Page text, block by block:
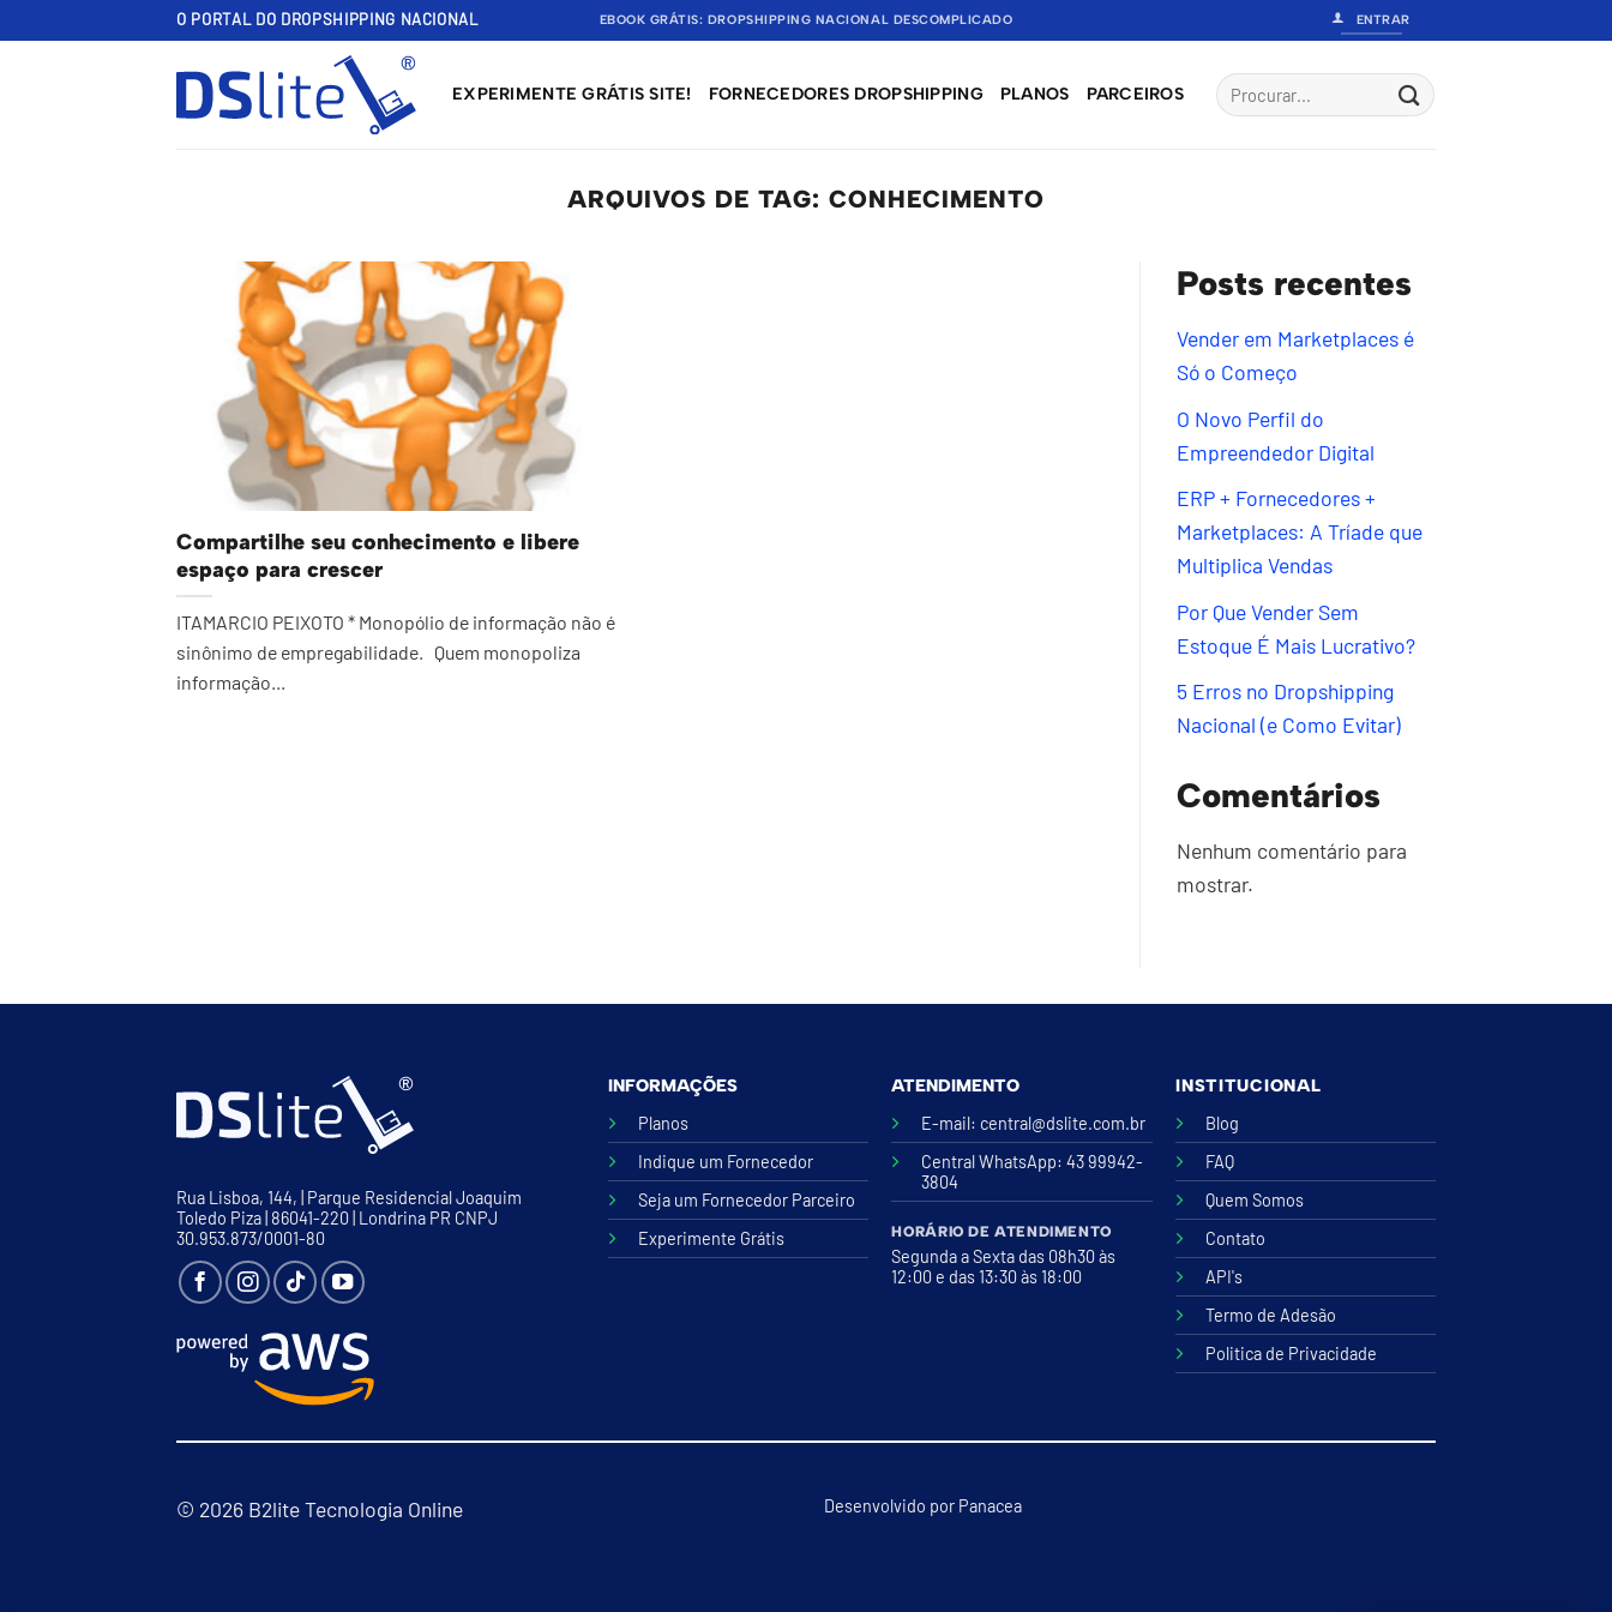
to
O PORTAL DO DROPSHIPPING NACIONAL EBOOK GRÁTIS: DROPSHIPPING NACIONAL DESCOMPLICADO ENTRAR
EXPERIMENTE GRÁTIS SITE! FORNECEDORES DROPSHIPPING PLANOS PARCEIROS
ARQUIVOS DE TAG:CONHECIMENTO
Compartilhe seu conhecimento e libere
espaço para crescer
ITAMARCIO PEIXOTO * Monopólio de informação não é
sinônimo de empregabilidade. Quem monopoliza
informação...
Posts recentes
Vender em Marketplaces é
Só o Começo
O Novo Perfil do
Empreendedor Digital
ERP + Fornecedores +
Marketplaces: A Tríade que
Multiplica Vendas
Por Que Vender Sem
Estoque É Mais Lucrativo?
5 Erros no Dropshipping
Nacional (e Como Evitar)
Comentários
Nenhum comentário para
mostrar.
Rua Lisboa, 144, | Parque Residencial Joaquim
Toledo Piza | 86041-220 | Londrina PR CNPJ
30.953.873/0001-80
INFORMAÇÕES
Planos
Indique um Fornecedor
Seja um Fornecedor Parceiro
Experimente Grátis
ATENDIMENTO
E-mail: central@dslite.com.br
Central WhatsApp: 43 99942-
3804
HORÁRIO DE ATENDIMENTO
Segunda a Sexta das 08h30 às
12:00 e das 13:30 às 18:00
INSTITUCIONAL
Blog
FAQ
Quem Somos
Contato
API's
Termo de Adesão
Politica de Privacidade
© 2026 B2lite Tecnologia Online Desenvolvido por Panacea